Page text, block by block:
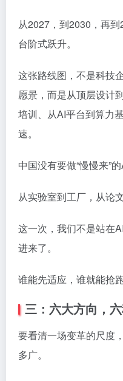
从2027，到2030，再
台阶式跃升。
这张路线图，不是科技
愿景，而是从顶层设计
培训、从AI平台到算力
速。
中国没有要做“慢慢来”
从实验室到工厂，从论
这一次，我们不是站在
进来了。
谁能先适应，谁就能抢
三：六大方向，
要看清一场变革的尺度
多广。